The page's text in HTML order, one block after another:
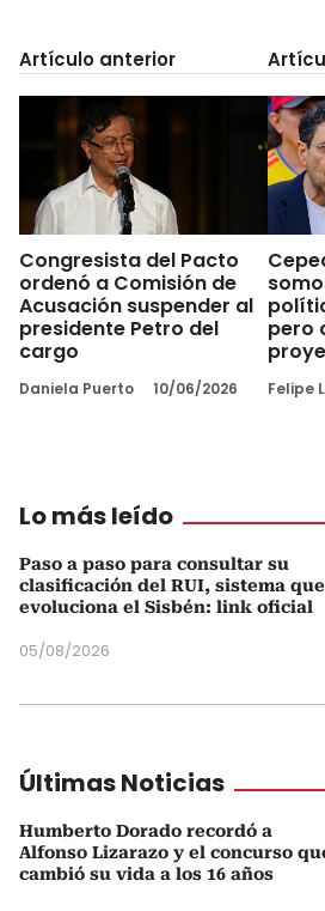
Artículo anterior
Congresista del Pacto
ordenó a Comisión de
Acusación suspender al
presidente Petro del
cargo
Daniela Puerto 10/06/2026
pero
Felipe
Lo más leído
Paso a paso para consultar su
clasificación del RUI, sistema que
evoluciona el Sisbén: link oficial
05/08/2026
Últimas Noticias
Humberto Dorado recordó a
Alfonso Lizarazo y el concurso
cambió su vida a los 16 años